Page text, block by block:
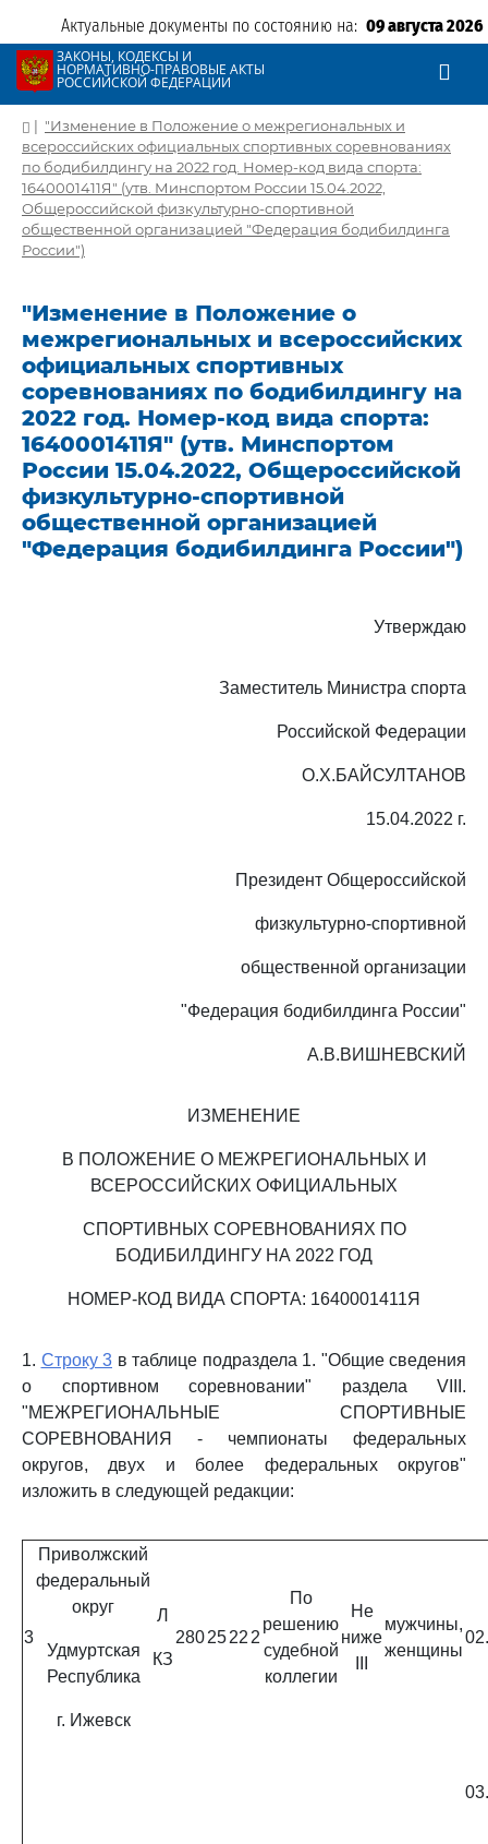
Актуальные документы по состоянию на: 09 августа 2026
ЗАКОНЫ, КОДЕКСЫ И
НОРМАТИВНО-ПРАВОВЫЕ АКТЫ
РОССИЙСКОЙ ФЕДЕРАЦИИ
| "Изменение в Положение о межрегиональных и
всероссийских официальных спортивных соревнованиях
по бодибилдингу на 2022 год. Номер-код вида спорта:
1640001411Я" (утв. Минспортом России 15.04.2022,
Общероссийской физкультурно-спортивной
общественной организацией "Федерация бодибилдинга
России")
"Изменение в Положение о
межрегиональных и всероссийских
официальных спортивных
соревнованиях по бодибилдингу на
2022 год. Номер-код вида спорта:
1640001411Я" (утв. Минспортом
России 15.04.2022, Общероссийской
физкультурно-спортивной
общественной организацией
"Федерация бодибилдинга России")
Утверждаю
Заместитель Министра спорта
Российской Федерации
О.Х.БАЙСУЛТАНОВ
15.04.2022 г.
Президент Общероссийской
физкультурно-спортивной
общественной организации
"Федерация бодибилдинга России"
А.В.ВИШНЕВСКИЙ
ИЗМЕНЕНИЕ
В ПОЛОЖЕНИЕ О МЕЖРЕГИОНАЛЬНЫХ И
ВСЕРОССИЙСКИХ ОФИЦИАЛЬНЫХ
СПОРТИВНЫХ СОРЕВНОВАНИЯХ ПО
БОДИБИЛДИНГУ НА 2022 ГОД
НОМЕР-КОД ВИДА СПОРТА: 1640001411Я
1. Строку 3 в таблице подраздела 1. "Общие сведения
о спортивном соревновании" раздела VIII.
"МЕЖРЕГИОНАЛЬНЫЕ СПОРТИВНЫЕ
СОРЕВНОВАНИЯ - чемпионаты федеральных
округов, двух и более федеральных округов"
изложить в следующей редакции:
3
Приволжский
федеральный
округ
Удмуртская
Республика
г. Ижевск
Л
КЗ
2802522 2
По
решению
судебной
коллегии
Не
ниже
мужчины,
женщины